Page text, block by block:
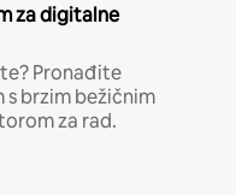
za digitalne
Pronađite
s brzim bežičnim
za rad.